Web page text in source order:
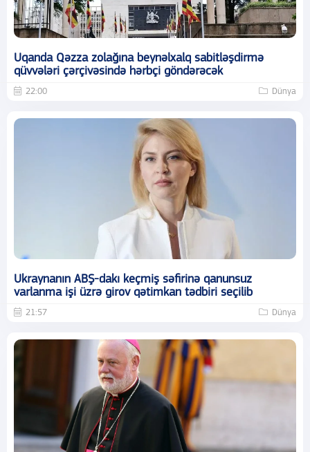
Uqanda Qəzza zolağına beynəlxalq sabitləşdirmə
qüvvələri çərçivəsində hərbçi göndərəcək
22:00 Dünya
Ukraynanın ABŞ-dakı keçmiş səfirinə qanunsuz
varlanma işi üzrə girov qətimkan tədbiri seçilib
21:57 Dünya